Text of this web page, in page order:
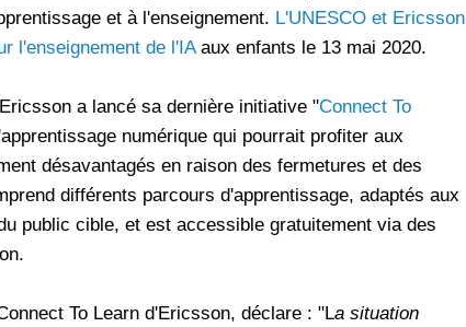
et à l'enseignement. L'UNESCO et Ericsson
l'enseignement de l'IAaux enfants le 13 mai 2020.
a lancé sa dernière initiative "Connect To
numérique qui pourrait profiter aux
désavantagés en raison des fermetures et des
différents parcours d'apprentissage, adaptés aux
public cible, et est accessible gratuitement via des
To Learn d'Ericsson, déclare : "La situation